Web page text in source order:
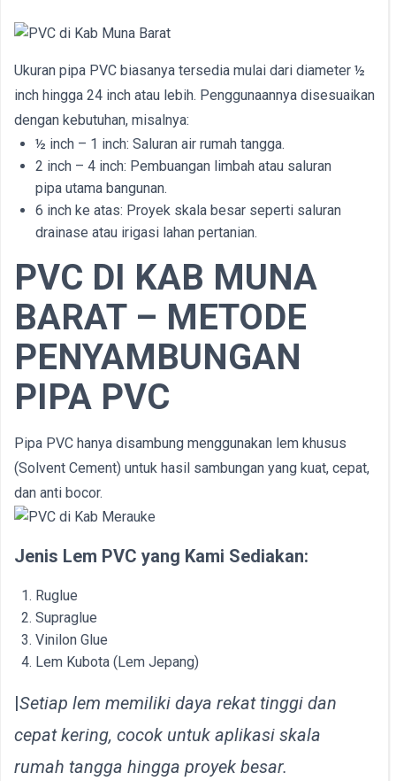
Ukuran pipa PVC biasanya tersedia mulai dari diameter ½
inch hingga 24 inch atau lebih. Penggunaannya disesuaikan
dengan kebutuhan, misalnya:
½ inch – 1 inch: Saluran air rumah tangga.
2 inch – 4 inch: Pembuangan limbah atau saluran
pipa utama bangunan.
6 inch ke atas: Proyek skala besar seperti saluran
drainase atau irigasi lahan pertanian.
PVC DI KAB MUNA
BARAT – METODE
PENYAMBUNGAN
PIPA PVC
Pipa PVC hanya disambung menggunakan lem khusus
(Solvent Cement) untuk hasil sambungan yang kuat, cepat,
dan anti bocor.
Jenis Lem PVC yang Kami Sediakan:
Ruglue
Supraglue
Vinilon Glue
Lem Kubota (Lem Jepang)
|Setiap lem memiliki daya rekat tinggi dan
cepat kering, cocok untuk aplikasi skala
rumah tangga hingga proyek besar.